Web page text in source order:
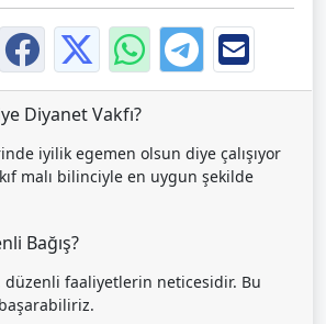
Diyanet Vakfı?
iyilik egemen olsun diye çalışıyor
malı bilinciyle en uygun şekilde
Bağış?
düzenli faaliyetlerin neticesidir. Bu